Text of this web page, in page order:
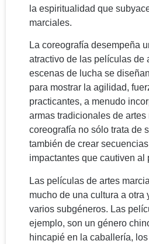
la espiritualidad que
marciales.
La coreografía desempeña
atractivo de las películas de
escenas de lucha se
para mostrar la agilidad,
practicantes, a menudo
armas tradicionales de artes
coreografía no sólo trata de
también de crear
impactantes que cautiven al
Las películas de artes
mucho de una cultura a otra
varios subgéneros. Las
ejemplo, son un género
hincapié en la caballería,